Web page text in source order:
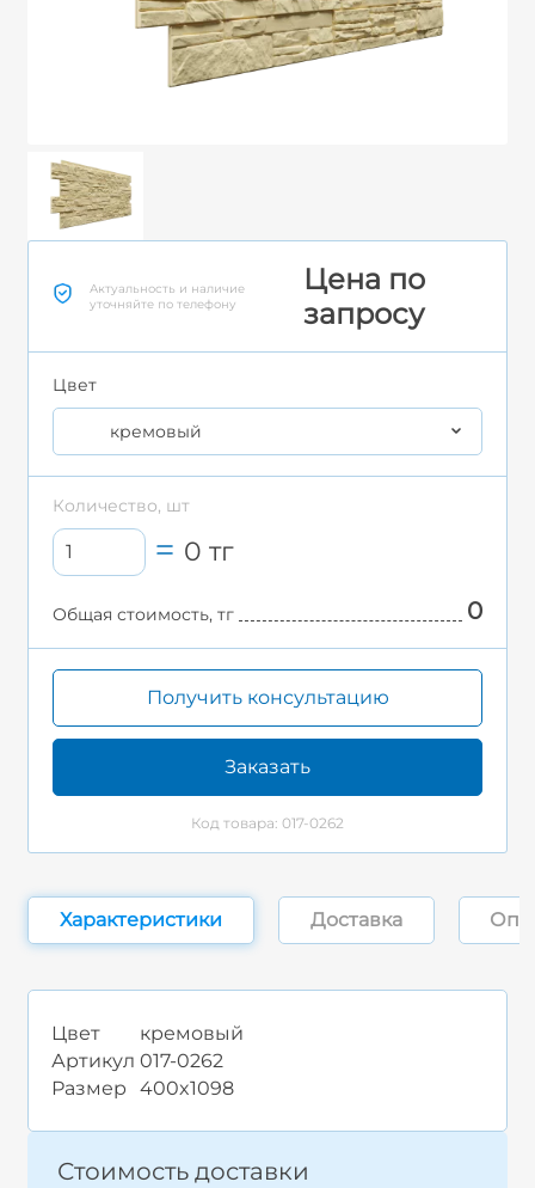
Актуальность и наличие
уточняйте по телефону
Цена по
запросу
Цвет
кремовый
Количество, шт
0тг
Общая стоимость, тг 0
Получить консультацию
Заказать
Код товара: 017-0262
Характеристики Доставка
Цвет
кремовый
Артикул 017-0262
Размер
400x1098
Стоимость доставки